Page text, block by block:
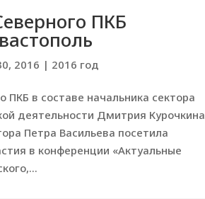
ПКБ
2016 | 2016 год
ПКБ в составе начальника сектора
деятельности Дмитрия Курочкина
Петра Васильева посетила
в конференции «Актуальные